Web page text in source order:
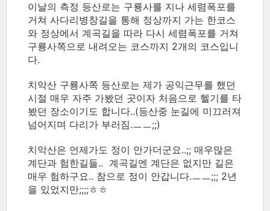
이날의 측정 등산로는 구룡사를 지나 세렴폭포를
거쳐 사다리병창길을 통해 정상까지 가는 한코스
와 정상에서 계곡길을 따라 다시 세렴폭포를 거쳐
구룡사쪽으로 내려오는 코스까지 2개의 코스입니
다.
치악산 구룡사쪽 등산로는 제가 공익근무를 했던
시절 매우 자주 가봤던 곳이자 처음으로 헬기를 타
봤던 장소이기도 합니다..(등산중 눈길에 미끄러져
넘어지며 다리가 부러짐.ㅡㅡ;;)
치악산은 언제가도 정이 안가더군요..;; 매우많은
계단과 험한길들.. 계곡길엔 계단은 없지만 길은
매우 험하구요.. 참으로 정이 안갑니다.ㅡㅡ;;; 2년
을 있었지만;;;;ㅎㅎ